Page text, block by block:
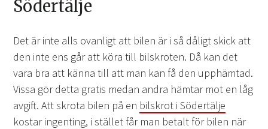
Södertälje
Det är inte alls ovanligt att bilen är i så dåligt skick att
den inte ens går att köra till bilskroten. Då kan det
vara bra att känna till att man kan få den upphämtad.
Vissa gör detta gratis medan andra hämtar mot en låg
avgift. Att skrota bilen på en bilskrot i Södertälje
kostar ingenting, i stället får man betalt för bilen när